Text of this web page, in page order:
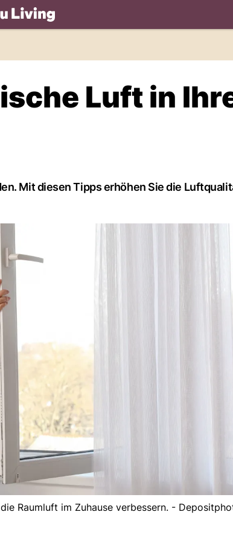
Luft in
Mit diesen Tipps erhöhen Sie die
Raumluft im Zuhause verbessern. -